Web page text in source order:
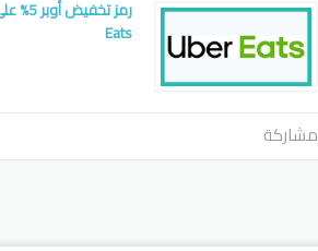
Eats
مشاركة